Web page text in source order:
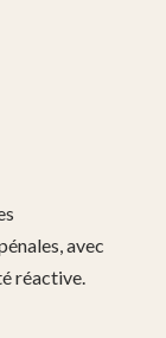
avec
réactive.